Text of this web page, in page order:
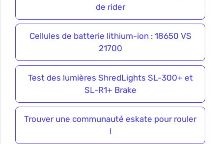
de rider
Cellules de batterie lithium-ion : 18650 VS
21700
Test des lumières ShredLights SL-300+ et
SL-R1+ Brake
Trouver une communauté eskate pour rouler
!